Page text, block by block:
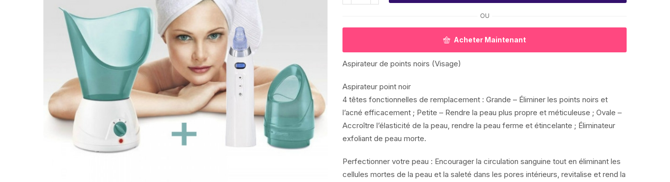
OU
Acheter Maintenant
Aspirateur de points noirs (Visage)
Aspirateur point noir
4 têtes fonctionnelles de remplacement : Grande – Éliminer les points noirs et
l’acné efficacement ; Petite – Rendre la peau plus propre et méticuleuse ; Ovale –
Accroître l’élasticité de la peau, rendre la peau ferme et étincelante ; Éliminateur
exfoliant de peau morte.
Perfectionner votre peau : Encourager la circulation sanguine tout en éliminant les
cellules mortes de la peau et la saleté dans les pores intérieurs, revitalise et rend la